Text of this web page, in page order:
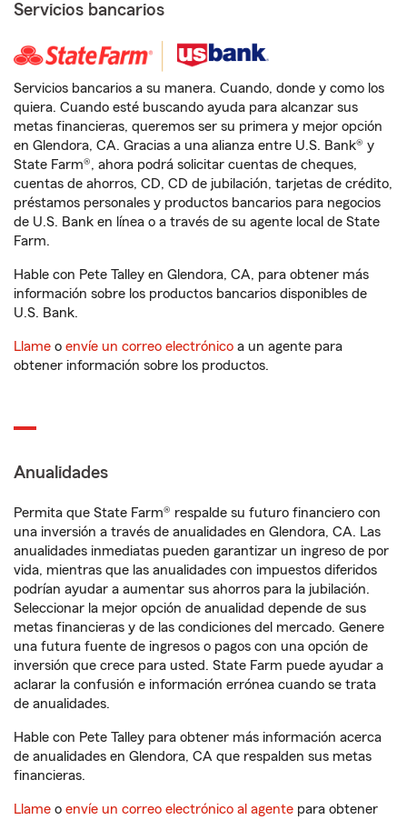
Servicios bancarios
Servicios bancarios a su manera. Cuando, donde y como los
quiera. Cuando esté buscando ayuda para alcanzar sus
metas financieras, queremos ser su primera y mejor opción
en Glendora, CA. Gracias a una alianza entre U.S. Bank® y
State Farm®, ahora podrá solicitar cuentas de cheques,
cuentas de ahorros, CD, CD de jubilación, tarjetas de crédito,
préstamos personales y productos bancarios para negocios
de U.S. Bank en línea o a través de su agente local de State
Farm.
Hable con Pete Talley en Glendora, CA, para obtener más
información sobre los productos bancarios disponibles de
U.S. Bank.
Llame o envíe un correo electrónico a un agente para
obtener información sobre los productos.
Anualidades
Permita que State Farm® respalde su futuro financiero con
una inversión a través de anualidades en Glendora, CA. Las
anualidades inmediatas pueden garantizar un ingreso de por
vida, mientras que las anualidades con impuestos diferidos
podrían ayudar a aumentar sus ahorros para la jubilación.
Seleccionar la mejor opción de anualidad depende de sus
metas financieras y de las condiciones del mercado. Genere
una futura fuente de ingresos o pagos con una opción de
inversión que crece para usted. State Farm puede ayudar a
aclarar la confusión e información errónea cuando se trata
de anualidades.
Hable con Pete Talley para obtener más información acerca
de anualidades en Glendora, CA que respalden sus metas
financieras.
Llame o envíe un correo electrónico al agente para obtener